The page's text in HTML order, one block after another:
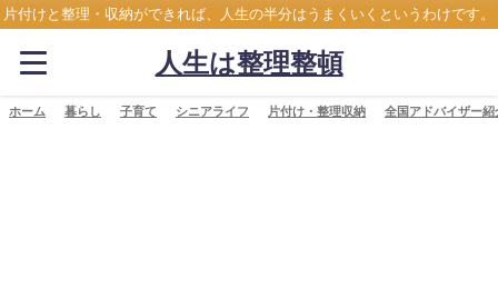
片付けと整理・収納ができれば、人生の半分はうまくいくというわけです。
人生は整理整頓
ホーム 暮らし 子育て シニアライフ 片付け・整理収納 全国アドバイザー紹